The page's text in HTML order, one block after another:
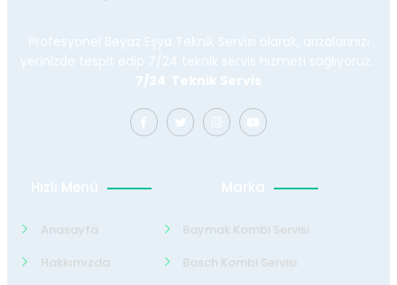
Profesyonel Beyaz Eşya Teknik Servisi olarak, arızalarınızı
yerinizde tespit edip 7/24 teknik servis hizmeti sağlıyoruz.
7/24 Teknik Servis
Hızlı Menü
Anasayfa
Hakkımızda
Marka
Baymak Kombi Servisi
Bosch Kombi Servisi